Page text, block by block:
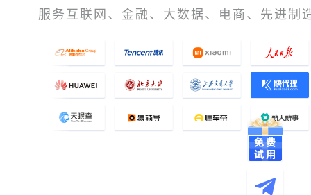
服务互联网、金融、大数据、电商、先进